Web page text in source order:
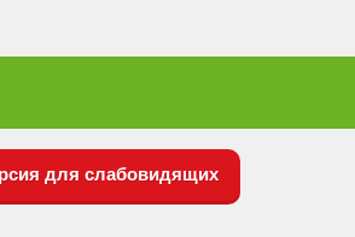
для слабовидящих